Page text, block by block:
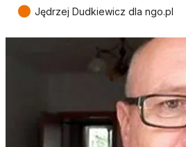
● Jędrzej Dudkiewicz dla ngo.pl